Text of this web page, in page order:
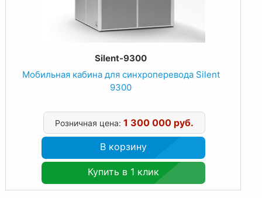
Silent-9300
Мобильная кабина для синхроперевода Silent
9300
Розничная цена: 1 300 000 руб.
В корзину
Купить в 1 клик